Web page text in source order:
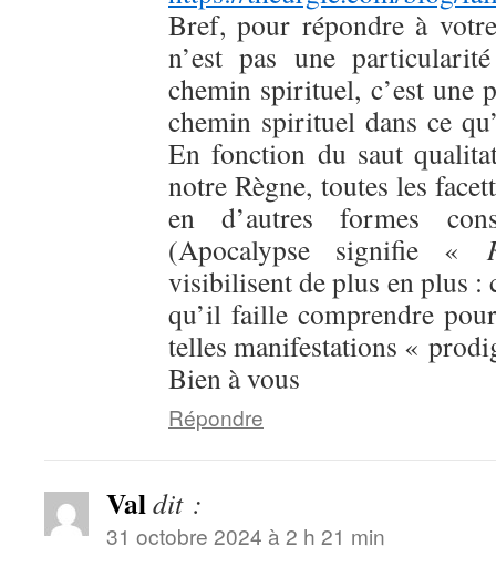
Bref, pour répondre à
n’est pas une
chemin spirituel, c’est
chemin spirituel dans ce
En fonction du saut
notre Règne, toutes les
en d’autres formes
(Apocalypse signifie «
visibilisent de plus en plus :
qu’il faille comprendre
telles manifestations «
Bien à vous
Répondre
Valdit :
31 octobre 2024 à 2 h 21 min